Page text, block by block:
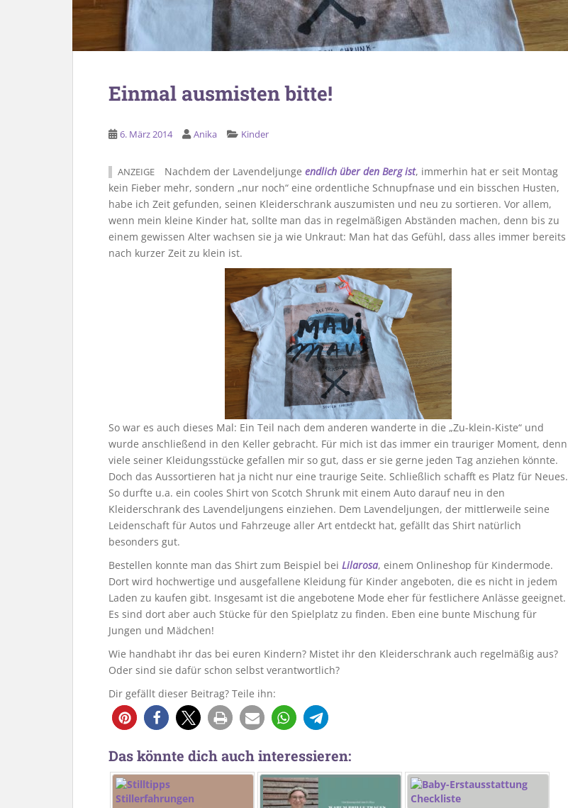
Einmal ausmisten bitte!
6. März 2014 Anika Kinder
ANZEIGE Nachdem der Lavendeljunge endlich über den Berg ist, immerhin hat er seit Montag
kein Fieber mehr, sondern „nur noch“ eine ordentliche Schnupfnase und ein bisschen Husten,
habe ich Zeit gefunden, seinen Kleiderschrank auszumisten und neu zu sortieren. Vor allem,
wenn mein kleine Kinder hat, sollte man das in regelmäßigen Abständen machen, denn bis zu
einem gewissen Alter wachsen sie ja wie Unkraut: Man hat das Gefühl, dass alles immer bereits
nach kurzer Zeit zu klein ist.
So war es auch dieses Mal: Ein Teil nach dem anderen wanderte in die „Zu-klein-Kiste“ und
wurde anschließend in den Keller gebracht. Für mich ist das immer ein trauriger Moment, denn
viele seiner Kleidungsstücke gefallen mir so gut, dass er sie gerne jeden Tag anziehen könnte.
Doch das Aussortieren hat ja nicht nur eine traurige Seite. Schließlich schafft es Platz für Neues.
So durfte u.a. ein cooles Shirt von Scotch Shrunk mit einem Auto darauf neu in den
Kleiderschrank des Lavendeljungens einziehen. Dem Lavendeljungen, der mittlerweile seine
Leidenschaft für Autos und Fahrzeuge aller Art entdeckt hat, gefällt das Shirt natürlich
besonders gut.
Bestellen konnte man das Shirt zum Beispiel bei Lilarosa, einem Onlineshop für Kindermode.
Dort wird hochwertige und ausgefallene Kleidung für Kinder angeboten, die es nicht in jedem
Laden zu kaufen gibt. Insgesamt ist die angebotene Mode eher für festlichere Anlässe geeignet.
Es sind dort aber auch Stücke für den Spielplatz zu finden. Eben eine bunte Mischung für
Jungen und Mädchen!
Wie handhabt ihr das bei euren Kindern? Mistet ihr den Kleiderschrank auch regelmäßig aus?
Oder sind sie dafür schon selbst verantwortlich?
Dir gefällt dieser Beitrag? Teile ihn:
Das könnte dich auch interessieren: